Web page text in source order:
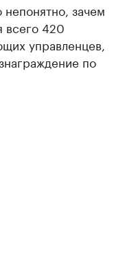
зачем
всего 420
управленцев,
по